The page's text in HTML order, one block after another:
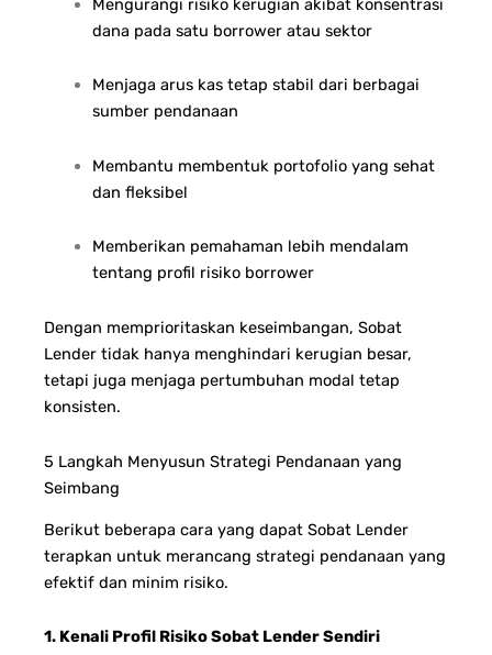
Mengurangi risiko kerugian akibat konsentrasi
dana pada satu borrower atau sektor
Menjaga arus kas tetap stabil dari berbagai
sumber pendanaan
Membantu membentuk portofolio yang sehat
dan fleksibel
Memberikan pemahaman lebih mendalam
tentang profil risiko borrower
Dengan memprioritaskan keseimbangan, Sobat
Lender tidak hanya menghindari kerugian besar,
tetapi juga menjaga pertumbuhan modal tetap
konsisten.
5 Langkah Menyusun Strategi Pendanaan yang
Seimbang
Berikut beberapa cara yang dapat Sobat Lender
terapkan untuk merancang strategi pendanaan yang
efektif dan minim risiko.
1. Kenali Profil Risiko Sobat Lender Sendiri